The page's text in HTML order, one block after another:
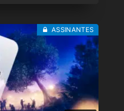
ASSINANTES